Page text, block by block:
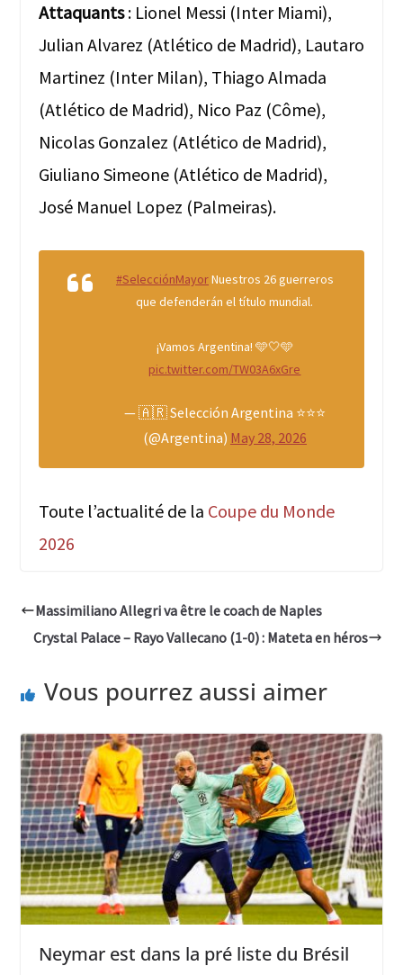
Attaquants: Lionel Messi (Inter Miami),
Julian Alvarez (Atlético de Madrid), Lautaro
Martinez (Inter Milan), Thiago Almada
(Atlético de Madrid), Nico Paz (Côme),
Nicolas Gonzalez (Atlético de Madrid),
Giuliano Simeone (Atlético de Madrid),
José Manuel Lopez (Palmeiras).
#SelecciónMayorNuestros 26 guerreros
que defenderán el título mundial.
¡Vamos Argentina! 🩵🤍🩵
pic.twitter.com/TW03A6xGre
— 🇦🇷 Selección Argentina ⭐⭐⭐
(@Argentina) May 28, 2026
Toute l’actualité de la Coupe du Monde
2026
Massimiliano Allegri va être le coach de Naples
Crystal Palace – Rayo Vallecano (1-0) : Mateta en héros
Vous pourrez aussi aimer
Neymar est dans la pré liste du Brésil